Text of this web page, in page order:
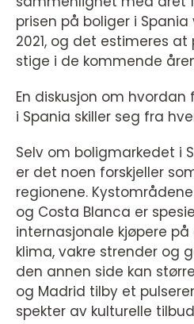
prisen på boliger i
2021, og det estimeres
stige i de kommende
En diskusjon om hvordan
i Spania skiller seg fra
Selv om boligmarkedet i
er det noen forskjeller
regionene.
og Costa Blanca er
internasjonale kjøpere
klima, vakre strender og
den annen side kan
og Madrid tilby et
spekter av kulturelle